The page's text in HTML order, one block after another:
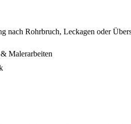
nach Rohrbruch, Leckagen oder
Malerarbeiten